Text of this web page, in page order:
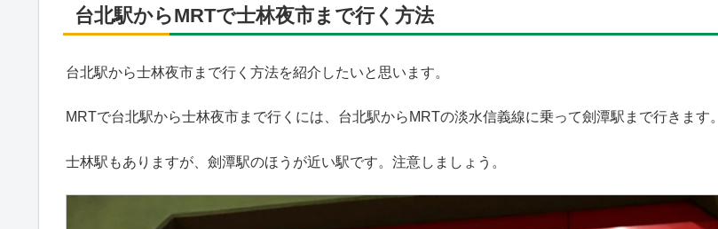
台北駅からMRTで士林夜市まで行く方法
台北駅から士林夜市まで行く方法を紹介したいと思います。
MRTで台北駅から士林夜市まで行くには、台北駅からMRTの淡水信義線に乗って劍潭駅まで行きます。
士林駅もありますが、劍潭駅のほうが近い駅です。注意しましょう。